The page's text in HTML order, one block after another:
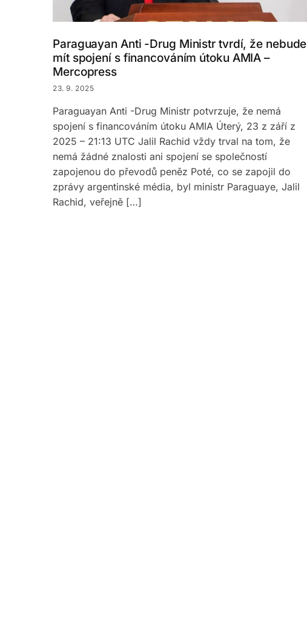
Paraguayan Anti -Drug Ministr tvrdí, že nebude
mít spojení s financováním útoku AMIA –
Mercopress
23. 9. 2025
Paraguayan Anti -Drug Ministr potvrzuje, že nemá
spojení s financováním útoku AMIA Úterý, 23 z září z
2025 – 21:13 UTC Jalil Rachid vždy trval na tom, že
nemá žádné znalosti ani spojení se společností
zapojenou do převodů peněz Poté, co se zapojil do
zprávy argentinské média, byl ministr Paraguaye, Jalil
Rachid, veřejně […]